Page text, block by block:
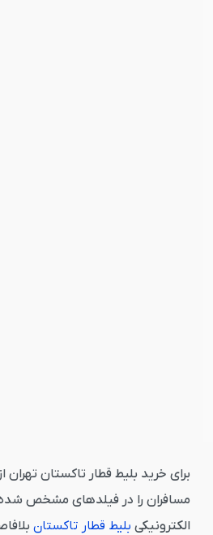
مسافران را در فیلدهای مشخص شده
الکترونیکی بلیط قطار تاکستان